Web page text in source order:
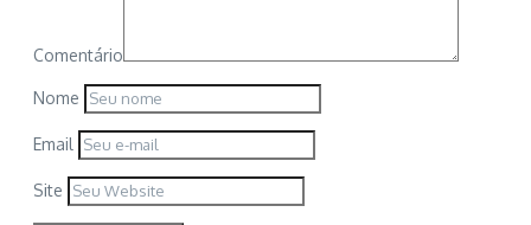
Comentário
Nome
Email
Site